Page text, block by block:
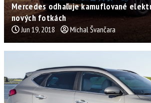
Mercedes odhaľuje kamuflované
nových fotkách
Jun 19, 2018 Michal Švančara